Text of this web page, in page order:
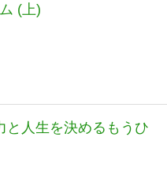
(上)
と人生を決めるもうひ